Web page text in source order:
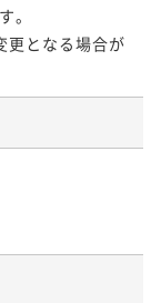
。
更となる場合が